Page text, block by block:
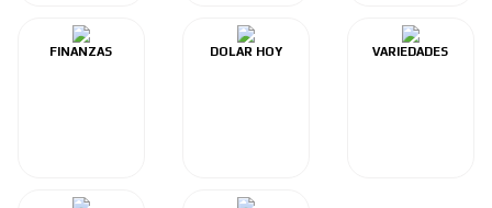
FINANZAS DOLAR HOY VARIEDADES